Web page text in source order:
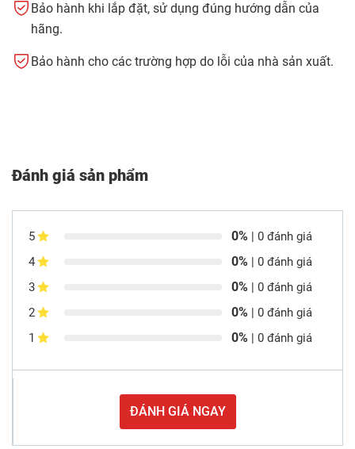
Bảo hành khi lắp đặt, sử dụng đúng hướng dẫn của
hãng.
Bảo hành cho các trường hợp do lỗi của nhà sản xuất.
Đánh giá sản phẩm
5 0% | 0 đánh giá
4
0% | 0 đánh giá
3
0% | 0 đánh giá
2
0% | 0 đánh giá
1
0% | 0 đánh giá
ĐÁNH GIÁ NGAY